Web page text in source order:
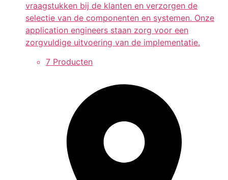
vraagstukken bij de klanten en verzorgen de
selectie van de componenten en systemen. Onze
application engineers staan zorg voor een
zorgvuldige uitvoering van de implementatie.
7 Producten